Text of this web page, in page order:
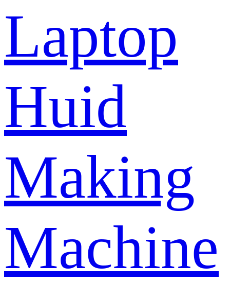
Laptop
Huid
Making
Machine